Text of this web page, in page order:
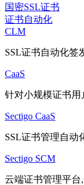
国密SSL证书
证书自动化
CLM
SSL证书自动化签
CaaS
针对小规模证书用
Sectigo CaaS
SSL证书管理自动
Sectigo SCM
云端证书管理平台